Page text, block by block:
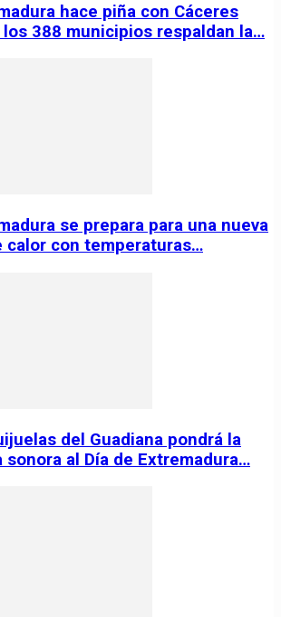
hace piña con Cáceres
los 388 municipios respaldan la…
se prepara para una nueva
calor con temperaturas…
del Guadiana pondrá la
sonora al Día de Extremadura…